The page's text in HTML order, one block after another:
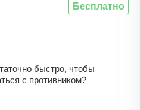
быстро, чтобы
с противником?
Бесплатно